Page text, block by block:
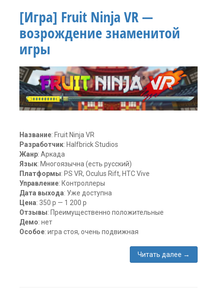
виртуальная
реальность,
программа
виртуальной
реальности
комментария
[Игра] Fruit Ninja VR —
возрождение знаменитой
игры
Название: Fruit Ninja VR
Разработчик: Halfbrick Studios
Жанр: Аркада
Язык: Многоязычна (есть русский)
Платформы: PS VR, Oculus Rift, HTC Vive
Управление: Контроллеры
Дата выхода: Уже доступна
Цена: 350 р — 1 200 р
Отзывы: Преимущественно положительные
Демо: нет
Особое: игра стоя, очень подвижная
Читать далее →